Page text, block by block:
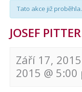
Tato akce již proběhla.
JOSEF
Září 17,
2015 @ 5:00